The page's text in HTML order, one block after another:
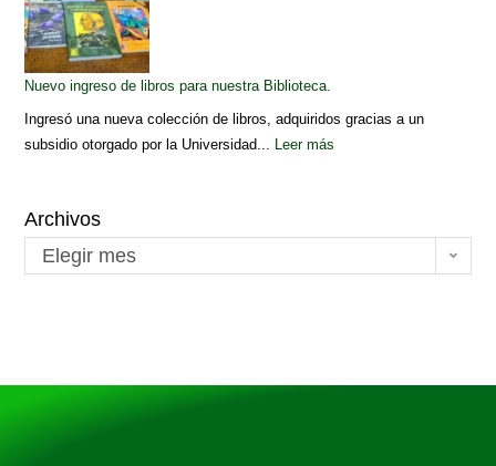
Nuevo ingreso de libros para nuestra Biblioteca.
Ingresó una nueva colección de libros, adquiridos gracias a un
subsidio otorgado por la Universidad... Leer más
Archivos
Elegir mes